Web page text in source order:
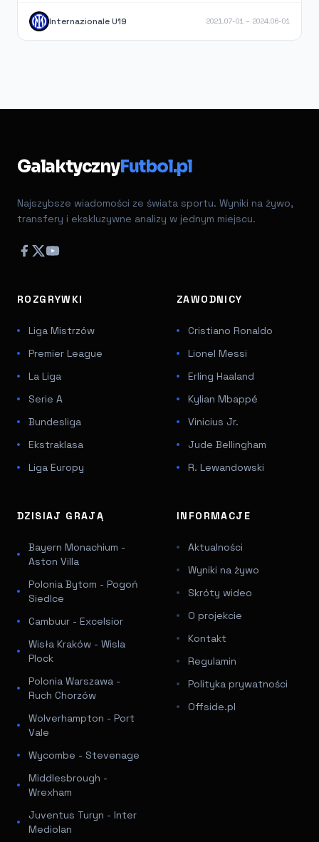
Internazionale U19 2021.07-01 – 2024.06-01
GalaktycznyFutbol.pl
Najszybsze wiadomości ze świata sportu. Wyniki na żywo,
transfery i ekskluzywne analizy w jednym miejscu.
ROZGRYWKI
Liga Mistrzów
Premier League
La Liga
Serie A
Bundesliga
Ekstraklasa
Liga Europy
ZAWODNICY
Cristiano Ronaldo
Lionel Messi
Erling Haaland
Kylian Mbappé
Vinicius Jr.
Jude Bellingham
R. Lewandowski
DZISIAJ GRAJĄ
Bayern Monachium -
Aston Villa
Polonia Bytom - Pogoń
Siedlce
Cambuur - Excelsior
Wisła Kraków - Wisla
Plock
Polonia Warszawa -
Ruch Chorzów
Wolverhampton - Port
Vale
Wycombe - Stevenage
Middlesbrough -
Wrexham
Juventus Turyn - Inter
Mediolan
INFORMACJE
Aktualności
Wyniki na żywo
Skróty wideo
O projekcie
Kontakt
Regulamin
Polityka prywatności
Offside.pl